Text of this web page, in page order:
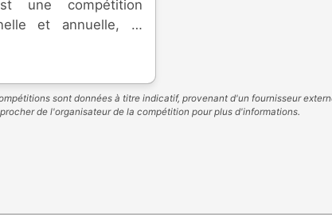
une compétition
et annuelle, le
championnat se
en 1974. Le
est le 2.
sont données à titre indicatif, provenant d'un fournisseur
de l'organisateur de la compétition pour plus d'informations.